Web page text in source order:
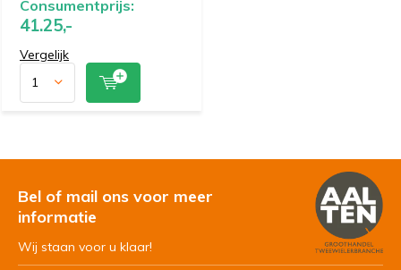
Consumentprijs:
41.25,-
Vergelijk
Bel of mail ons voor meer
informatie
Wij staan voor u klaar!